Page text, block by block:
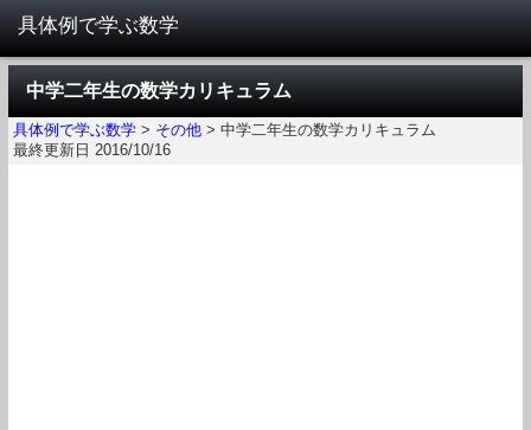
中学二年生の数学カリキュラム
具体例で学ぶ数学 > その他 > 中学二年生の数学カリキュラム
最終更新日 2016/10/16